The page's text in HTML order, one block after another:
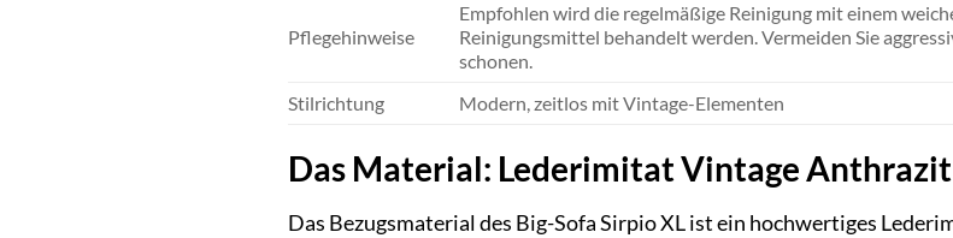
Pflegehinweise
Empfohlen wird die regelmäßige Reinigung mit einem
Reinigungsmittel behandelt werden. Vermeiden Sie
schonen.
Stilrichtung
Modern, zeitlos mit Vintage-Elementen
Das Material: Lederimitat Vintage
Das Bezugsmaterial des Big-Sofa Sirpio XL ist ein hochwertiges